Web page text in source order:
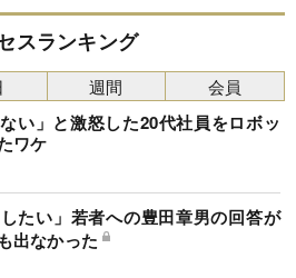
スランキング
い」と激怒した20代社員をロボッ
ワケ
たい」若者への豊田章男の回答が
出なかった
週間 会員